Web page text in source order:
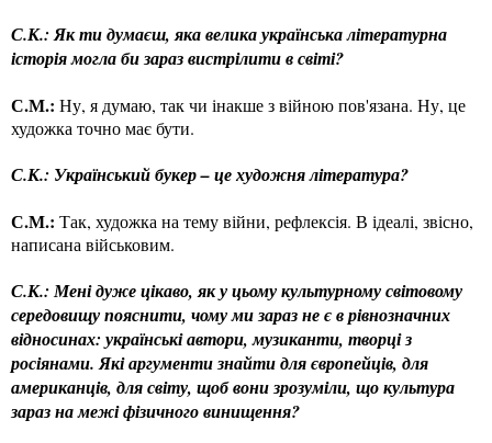
С.К.: Як ти думаєш, яка велика українська літературна
історія могла би зараз вистрілити в світі?
С.М.: Ну, я думаю, так чи інакше з війною пов'язана. Ну, це
художка точно має бути.
С.К.: Український букер – це художня література?
С.М.: Так, художка на тему війни, рефлексія. В ідеалі, звісно,
написана військовим.
С.К.: Мені дуже цікаво, як у цьому культурному світовому
середовищу пояснити, чому ми зараз не є в рівнозначних
відносинах: українські автори, музиканти, творці з
росіянами. Які аргументи знайти для європейців, для
американців, для світу, щоб вони зрозуміли, що культура
зараз на межі фізичного винищення?